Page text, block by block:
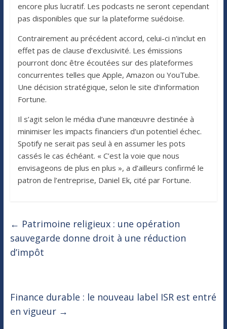
encore plus lucratif. Les podcasts ne seront cependant
pas disponibles que sur la plateforme suédoise.
Contrairement au précédent accord, celui-ci n’inclut en
effet pas de clause d’exclusivité. Les émissions
pourront donc être écoutées sur des plateformes
concurrentes telles que Apple, Amazon ou YouTube.
Une décision stratégique, selon le site d’information
Fortune.
Il s’agit selon le média d’une manœuvre destinée à
minimiser les impacts financiers d’un potentiel échec.
Spotify ne serait pas seul à en assumer les pots
cassés le cas échéant. « C’est la voie que nous
envisageons de plus en plus », a d’ailleurs confirmé le
patron de l’entreprise, Daniel Ek, cité par Fortune.
← Patrimoine religieux : une opération
sauvegarde donne droit à une réduction
d’impôt
Finance durable : le nouveau label ISR est entré
en vigueur →